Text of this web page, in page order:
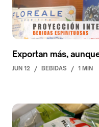
Exportan más,
JUN 12 / BEBIDAS / 1 MIN